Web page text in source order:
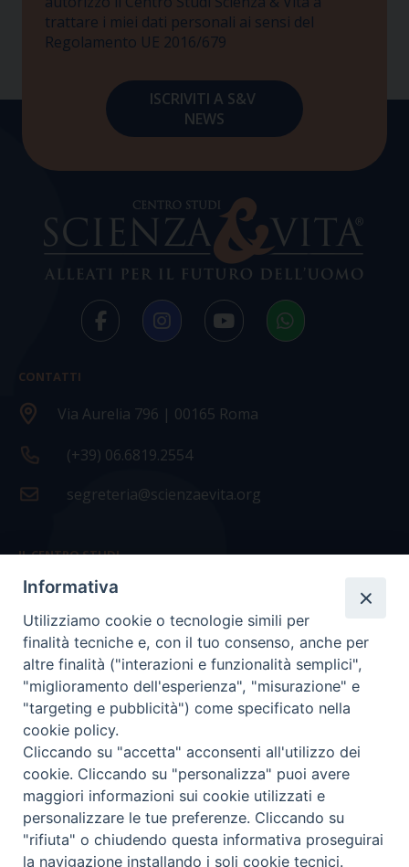
trattare i miei dati personali ai sensi del
Regolamento UE 2016/679
CONTATTI
Via Aurelia 796 | 00165 Roma
(+39) 06.6819.2554
segreteria@scienzaevita.org
IL CENTRO STUDI
La nostra storia
Statuto
Presidenza e ufficio presidenza
Consiglio scientifico
Coordinamento nazionale
COPYRIGHT Scienza & Vita - C.F96600690588- Tutti i
Informativa
Utilizziamo cookie o tecnologie simili per
finalità tecniche e, con il tuo consenso, anche per
altre finalità ("interazioni e funzionalità semplici",
"miglioramento dell'esperienza", "misurazione" e
"targeting e pubblicità") come specificato nella
cookie policy.
Cliccando su "accetta" acconsenti all'utilizzo dei
cookie. Cliccando su "personalizza" puoi avere
maggiori informazioni sui cookie utilizzati e
personalizzare le tue preferenze. Cliccando su
"rifiuta" o chiudendo questa informativa proseguirai
la navigazione installando i soli cookie tecnici.